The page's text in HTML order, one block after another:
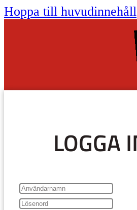
Hoppa till huvudinnehåll
LOGGA